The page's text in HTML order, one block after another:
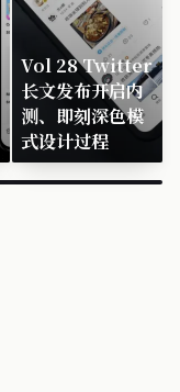
Vol 28 Twitter
长文发布开启内
测、即刻深色模
式设计过程